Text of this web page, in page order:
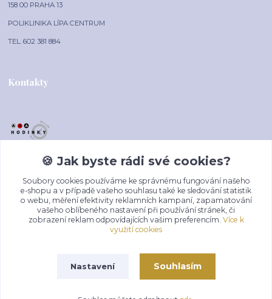
158 00 PRAHA 13
POLIKLINIKA LÍPA CENTRUM
TEL. 602 381 884
Kontakty
AAA-HODINKY.CZ
+420 602 381 884
(Po-Pá, 10-16 hod.)
prodej@aaa-hodinky.cz
🍪 Jak byste rádi své cookies?
Soubory cookies používáme ke správnému fungování našeho
e-shopu a v případě vašeho souhlasu také ke sledování statistik
o webu, měření efektivity reklamních kampaní, zapamatování
vašeho oblíbeného nastavení při používání stránek, či
zobrazení reklam odpovídajících vašim preferencím. Více k
využití cookies
Nastavení Souhlasím